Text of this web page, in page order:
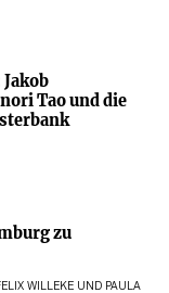
Tao und die
zu
WILLEKEUND PAULA